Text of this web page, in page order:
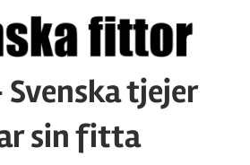
tjejer
sin fitta